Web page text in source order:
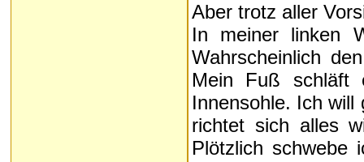
Aber trotz aller
In meiner linken
Wahrscheinlich
Mein Fuß schläft
Innensohle. Ich will
richtet sich alles
Plötzlich schwebe